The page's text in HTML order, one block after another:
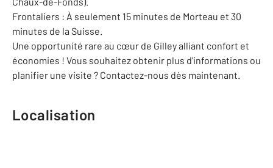
Frontaliers : À seulement 15 minutes de Morteau et 30
minutes de la Suisse.
Une opportunité rare au cœur de Gilley alliant confort et
économies ! Vous souhaitez obtenir plus d'informations ou
planifier une visite ? Contactez-nous dès maintenant.
Localisation